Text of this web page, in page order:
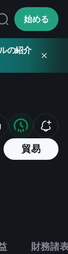
始める
の紹介
貿易
財務諸